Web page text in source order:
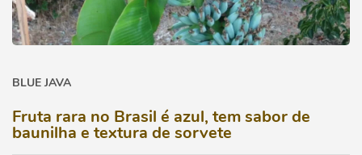
BLUE JAVA
Fruta rara no Brasil é azul, tem sabor de
baunilha e textura de sorvete